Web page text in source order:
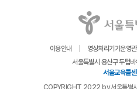
이용안내 영상처리기기운영
서울특별시 용산구 두텁
서울교육콜